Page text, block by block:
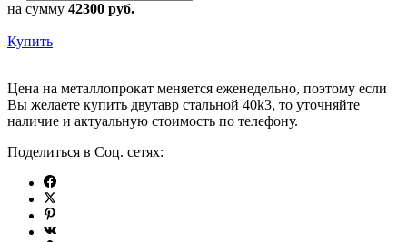
на сумму 42300 руб.
Купить
Цена на металлопрокат меняется еженедельно, поэтому если
Вы желаете купить двутавр стальной 40k3, то уточняйте
наличие и актуальную стоимость по телефону.
Поделиться в Соц. сетях: